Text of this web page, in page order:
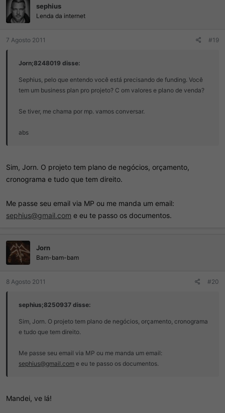
sephius
Lenda da internet
7 Agosto 2011 #19
Jorn;8248019 disse:
Sephius, pelo que entendo você está precisando de funding. Você
tem um business plan pro projeto? C om valores e plano de venda?
Se tiver, me chama por mp. vamos conversar.
abs
Sim, Jorn. O projeto tem plano de negócios, orçamento,
cronograma e tudo que tem direito.
Me passe seu email via MP ou me manda um email:
sephius@gmail.com e eu te passo os documentos.
Jorn
Bam-bam-bam
8 Agosto 2011 #20
sephius;8250937 disse:
Sim, Jorn. O projeto tem plano de negócios, orçamento, cronograma
e tudo que tem direito.
Me passe seu email via MP ou me manda um email:
sephius@gmail.com e eu te passo os documentos.
Mandei, ve lá!